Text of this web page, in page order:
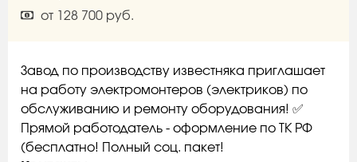
от 128 700 руб.
Завод по производству известняка приглашает
на работу электромонтеров (электриков) по
обслуживанию и ремонту оборудования! ✅
Прямой работодатель - оформление по ТК РФ
(бесплатно! Полный соц. пакет!